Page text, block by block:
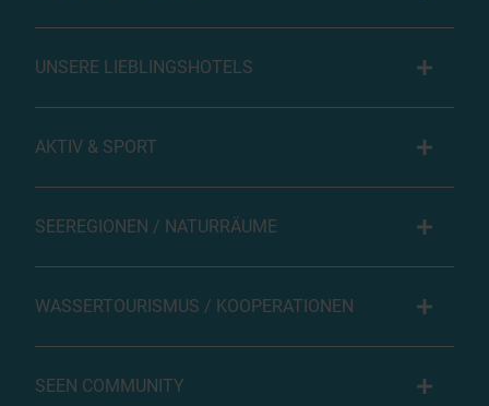
UNSERE LIEBLINGSHOTELS
AKTIV & SPORT
SEEREGIONEN / NATURRÄUME
WASSERTOURISMUS / KOOPERATIONEN
SEEN COMMUNITY